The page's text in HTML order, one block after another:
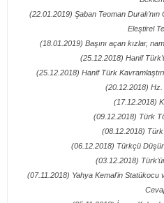
(22.01.2019) Şaban Teoman
Eleştirel
(18.01.2019) Başını açan kızlar,
(25.12.2018) Hanif
(25.12.2018) Hanif Türk
(20.12.2018)
(17.12.2018)
(09.12.2018) Türk
(08.12.2018)
(06.12.2018) Türkçü
(03.12.2018)
(07.11.2018) Yahya Kemal'in Statükocu